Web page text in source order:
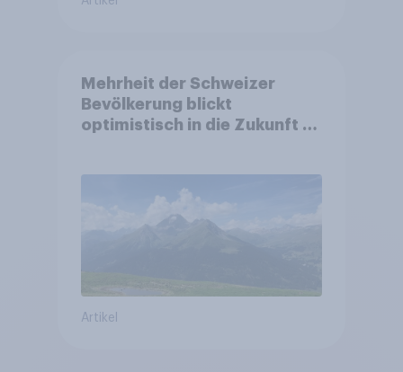
Mehrheit der Schweizer
Bevölkerung blickt
optimistisch in die Zukunft –
Altersvorsorge
Artikel